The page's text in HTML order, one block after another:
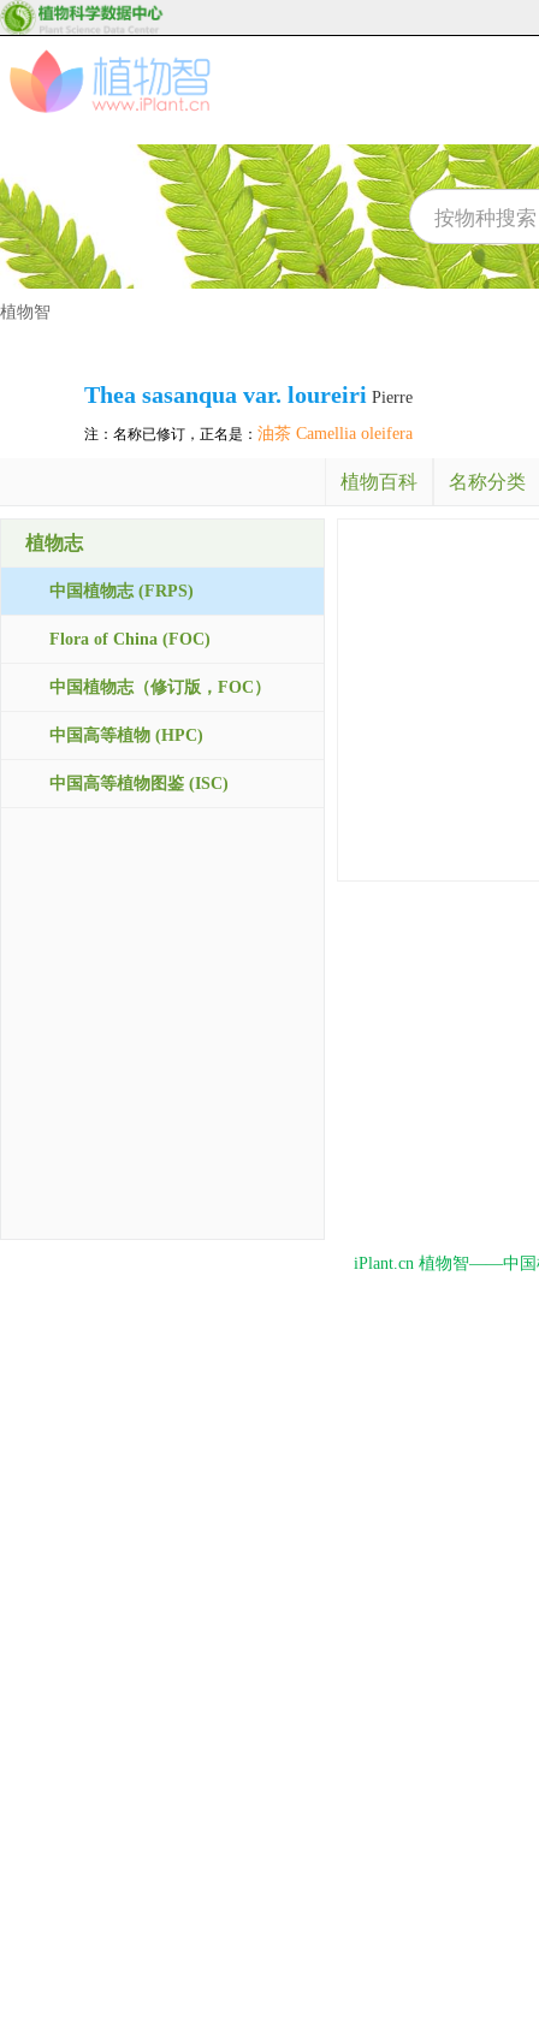
植物智
Thea sasanqua var. loureiri Pierre
注：名称已修订，正名是： 油茶 Camellia oleifera
植物百科 名称分类
植物志
中国植物志 (FRPS)
Flora of China (FOC)
中国植物志（修订版，FOC）
中国高等植物 (HPC)
中国高等植物图鉴 (ISC)
iPlant.cn 植物智——中国